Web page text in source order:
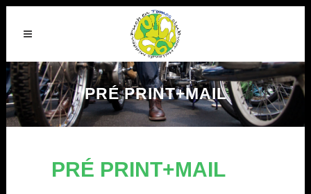
PRÉ PRINT+MAIL
PRÉ PRINT+MAIL